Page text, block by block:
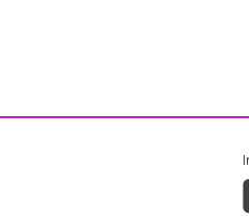
ao Facebook da
ao Instagram